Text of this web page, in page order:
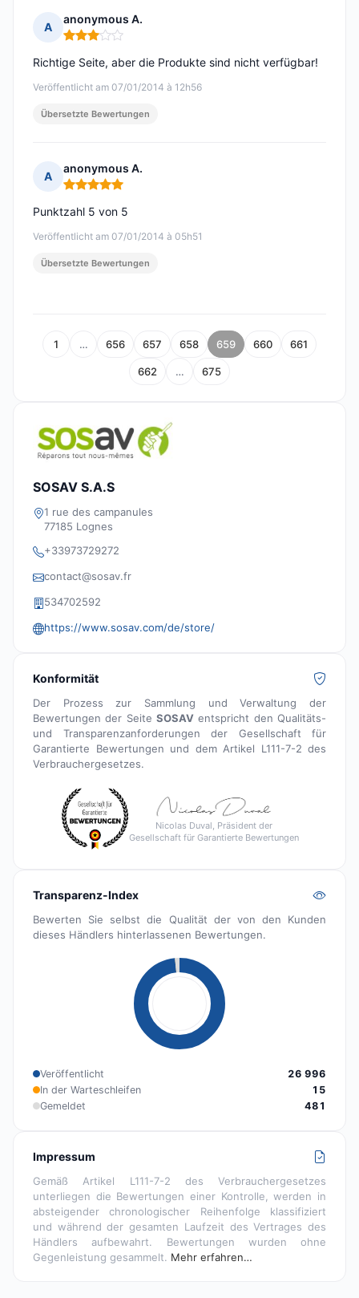
A
anonymous A.
Hinweis: 3 von 5
Veröffentlicht am 07/01/2014 à 12h56
Richtige Seite, aber die Produkte sind nicht verfügbar!
Übersetzte Bewertungen
A
anonymous A.
Hinweis: 5 von 5
Veröffentlicht am 07/01/2014 à 05h51
Punktzahl 5 von 5
Übersetzte Bewertungen
1 … 656 657 658 659 660 661
662 … 675
SOSAV S.A.S
1 rue des campanules
77185 Lognes
+33973729272
contact@sosav.fr
534702592
https://www.sosav.com/de/store/
Konformität
Der Prozess zur Sammlung und Verwaltung der
Bewertungen der Seite SOSAV entspricht den Qualitäts-
und Transparenzanforderungen der Gesellschaft für
Garantierte Bewertungen und dem Artikel L111-7-2 des
Verbrauchergesetzes.
Nicolas Duval, Präsident der
Gesellschaft für Garantierte Bewertungen
Transparenz-Index
Bewerten Sie selbst die Qualität der von den Kunden
dieses Händlers hinterlassenen Bewertungen.
Veröffentlicht
26 996
In der Warteschleifen
15
Gemeldet
481
Impressum
Gemäß Artikel L111-7-2 des Verbrauchergesetzes
unterliegen die Bewertungen einer Kontrolle, werden in
absteigender chronologischer Reihenfolge klassifiziert
und während der gesamten Laufzeit des Vertrages des
Händlers aufbewahrt. Bewertungen wurden ohne
Gegenleistung gesammelt. Mehr erfahren…